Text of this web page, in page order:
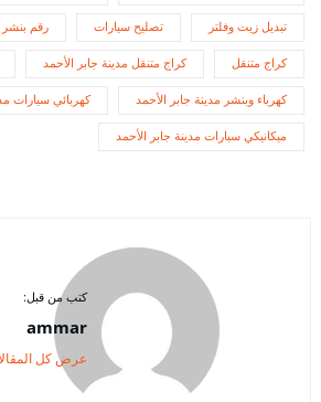
تبديل زيت وفلتر تصليح سيارات رقم بنشر
كراج متنقل كراج متنقل مدينة جابر الأحمد
كهرباء وبنشر مدينة جابر الأحمد كهربائي سيارات
ميكانيكي سيارات مدينة جابر الأحمد
كتب من قبل:
ammar
عرض كل